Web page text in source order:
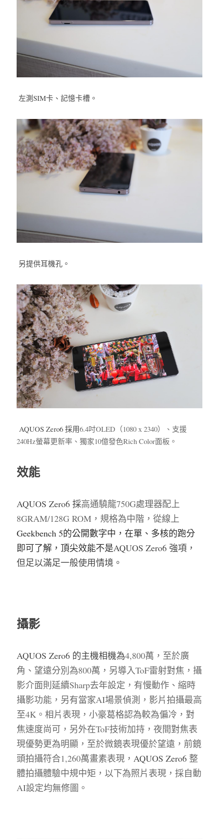
左測SIM卡、記憶卡槽。
另提供耳機孔。
AQUOS Zero6 採用6.4吋OLED（1080 x 2340）、支援
240Hz螢幕更新率、獨家10億發色Rich Color面板。
效能
AQUOS Zero6 採高通驍龍750G處理器配上
8GRAM/128G ROM，規格為中階，從線上
Geekbench 5的公開數字中，在單、多核的跑分
即可了解，頂尖效能不是AQUOS Zero6 強項，
但足以滿足一般使用情境。
攝影
AQUOS Zero6 的主機相機為4,800萬，至於廣
角、望遠分別為800萬，另導入ToF雷射對焦，攝
影介面則延續Sharp去年設定，有慢動作、縮時
攝影功能，另有當家AI場景偵測，影片拍攝最高
至4K。相片表現，小豪葛格認為較為偏冷，對
焦速度尚可，另外在ToF技術加持，夜間對焦表
現優勢更為明顯，至於微鏡表現優於望遠，前鏡
頭拍攝符合1,260萬畫素表現， AQUOS Zero6 整
體拍攝體驗中規中矩，以下為照片表現，採自動
AI設定均無修圖。